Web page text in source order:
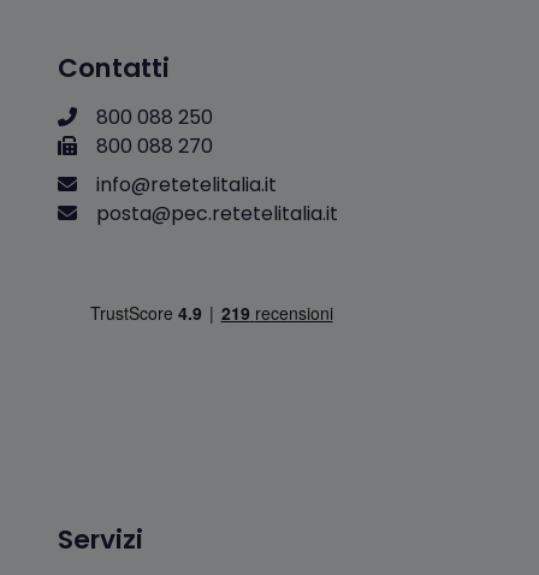
Contatti
800 088 250
800 088 270
info@retetelitalia.it
posta@pec.retetelitalia.it
Servizi